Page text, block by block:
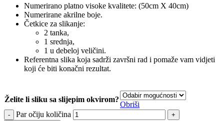
Numerirano platno visoke kvalitete: (50cm X 40cm)
Numerirane akrilne boje.
Četkice za slikanje:
2 tanka,
1 srednja,
1 u debeloj veličini.
Referentna slika koja sadrži završni rad i pomaže vam vidjeti
koji će biti konačni rezultat.
Želite li sliku sa slijepim okvirom?
Obriši
Par očiju količina